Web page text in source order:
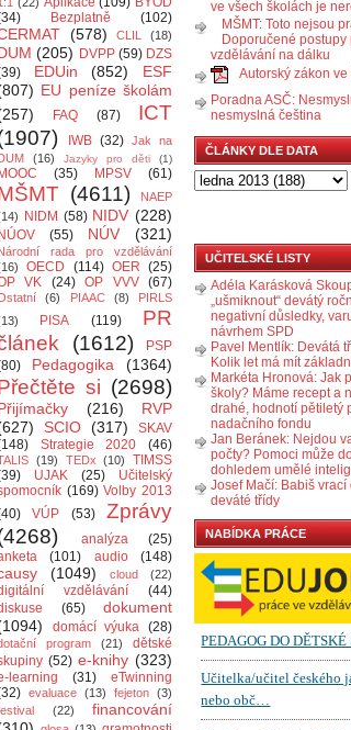
Bezplatně (102)
(578) CLIL (18)
(205) DVPP (59) DZS
EDUin (852)
ESF
EU peníze školám
FAQ (87)
ICT
IWB (32) Jak na
(16) Jazyky pro děti (1)
MOOC (35) MPSV (61)
(4611)
NAEP
NIDM (58) NIDV (228)
NÚOV (55) NÚV (321)
rada pro vzdělávání
OECD (114) OER (25)
VK
(24) OP VVV (67)
(6) PIAAC (8)
PIRLS
PISA (119)
PR
(1612)
PSP
Pedagogika (1364)
si (2698)
(216)
RVP
SCIO (317)
SKAV
Strategie 2020 (46)
(19) TEDx (10)
TIMSS
UJAK (25)
Učitelský
(169) Volby 2013
VÚP (53)
Zprávy
analýza
(25)
(101) audio (148)
(1049) cloud (22)
vzdělávání
(44)
(65)
dokument
domácí výuka (28)
program (21)
dětské
(52) e-knihy (323)
learning (31)
eTwinning
evaluace (13) fejeton (3)
(22)
financování
ve všech školách je
MŠMT: Toto nejsou
Doporučené
vzdělávání na dálku
Autorský zákon ve
Poradna ASČ:
nesmyslná čeština
ČLÁNKY DLE DATA
UČITELSKÉ LISTY
Adéla Karásková
„ušmiknout“ devátý
negativní důsledky,
návrhem SPD
Pavel Mentlík: Devátá
Kolik let má mít
Markéta Hronová: Jak
školy? Máme recept a
drahé, hodnotí pětiletý
nadačního fondu
Jan Beránek: Nejdou
počty? Pomoci může
dohledem umělé
Josef Mačí: Babiš
deváté třídy
NABÍDKA PRÁCE